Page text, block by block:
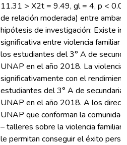
11.31 > X2t = 9.49, gl = 4, p <
de relación moderada) entre
hipótesis de investigación: Existe
significativa entre violencia familiar
los estudiantes del 3° A de
UNAP en el año 2018. La violencia
significativamente con el
estudiantes del 3° A de
UNAP en el año 2018. A los
UNAP que conforman la
– talleres sobre la violencia familiar
le permitan conseguir el éxito